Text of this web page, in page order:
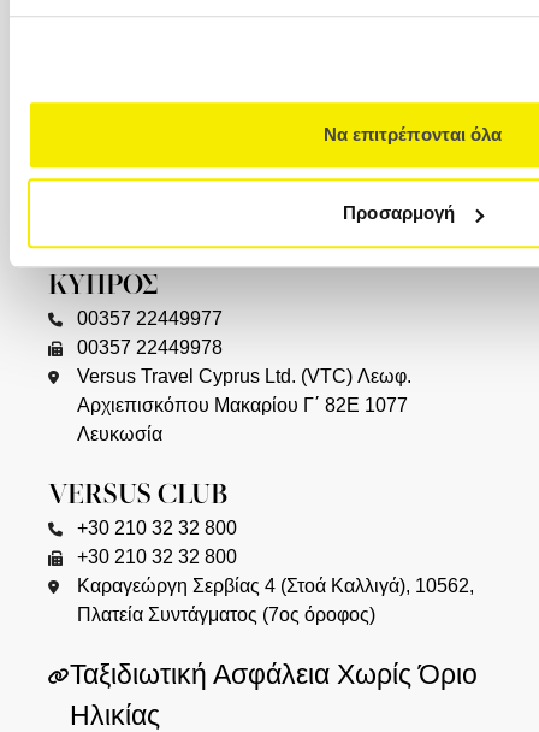
Να επιτρέπονται όλα
Προσαρμογή
+30 216 800 4346
ΘΕΣΣΑΛΟΝΙΚΗ
+30 2310 23 0777
Αριστοτέλους), 546 24, (2ος όροφος)
ΚΥΠΡΟΣ
00357 22449977
00357 22449978
Versus Travel Cyprus Ltd. (VTC) Λεωφ.
Αρχιεπισκόπου Μακαρίου Γ΄ 82Ε 1077
Λευκωσία
VERSUS CLUB
+30 210 32 32 800
+30 210 32 32 800
Καραγεώργη Σερβίας 4 (Στοά Καλλιγά), 10562,
Πλατεία Συντάγματος (7ος όροφος)
Ταξιδιωτική Ασφάλεια Χωρίς Όριο
Ηλικίας